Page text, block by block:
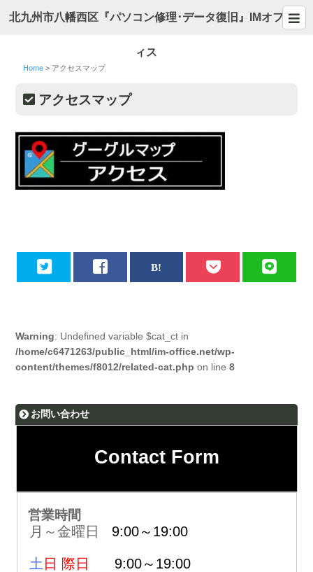
北九州市八幡西区『パソコン修理･データ復旧』IMオフ
ィス
Home > アクセスマップ
アクセスマップ
Warning: Undefined variable $cat_ct in
/home/c6471263/public_html/im-office.net/wp-
content/themes/f8012/related-cat.php on line8
お問い合わせ
Contact Form
営業時間
月～金曜日 9:00～19:00
土 日 際日 9:00～19:00